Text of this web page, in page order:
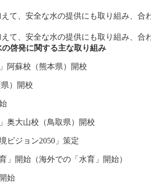
て、安全な水の提供にも取り組み、合
て、安全な水の提供にも取り組み、合
啓発に関する主な取り組み
阿蘇校（熊本県）開校
）開校
奥大山校（鳥取県）開校
ビジョン2050」策定
」開始（海外での「水育」開始）
始